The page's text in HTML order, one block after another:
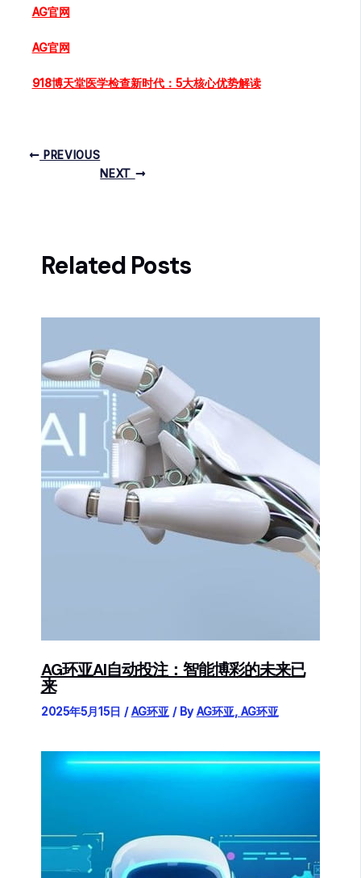
AG官网
AG官网
918博天堂医学检查新时代：5大核心优势解读
PREVIOUS
NEXT
Related Posts
AG环亚AI自动投注：智能博彩的未来已
来
2025年5月15日 /AG环亚 / ByAG环亚, AG环亚